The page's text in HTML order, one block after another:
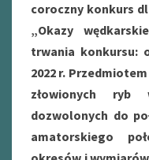
coroczny konkurs
„Okazy
trwania konkursu:
2022 r.
złowionych ryb
dozwolonych do
amatorskiego